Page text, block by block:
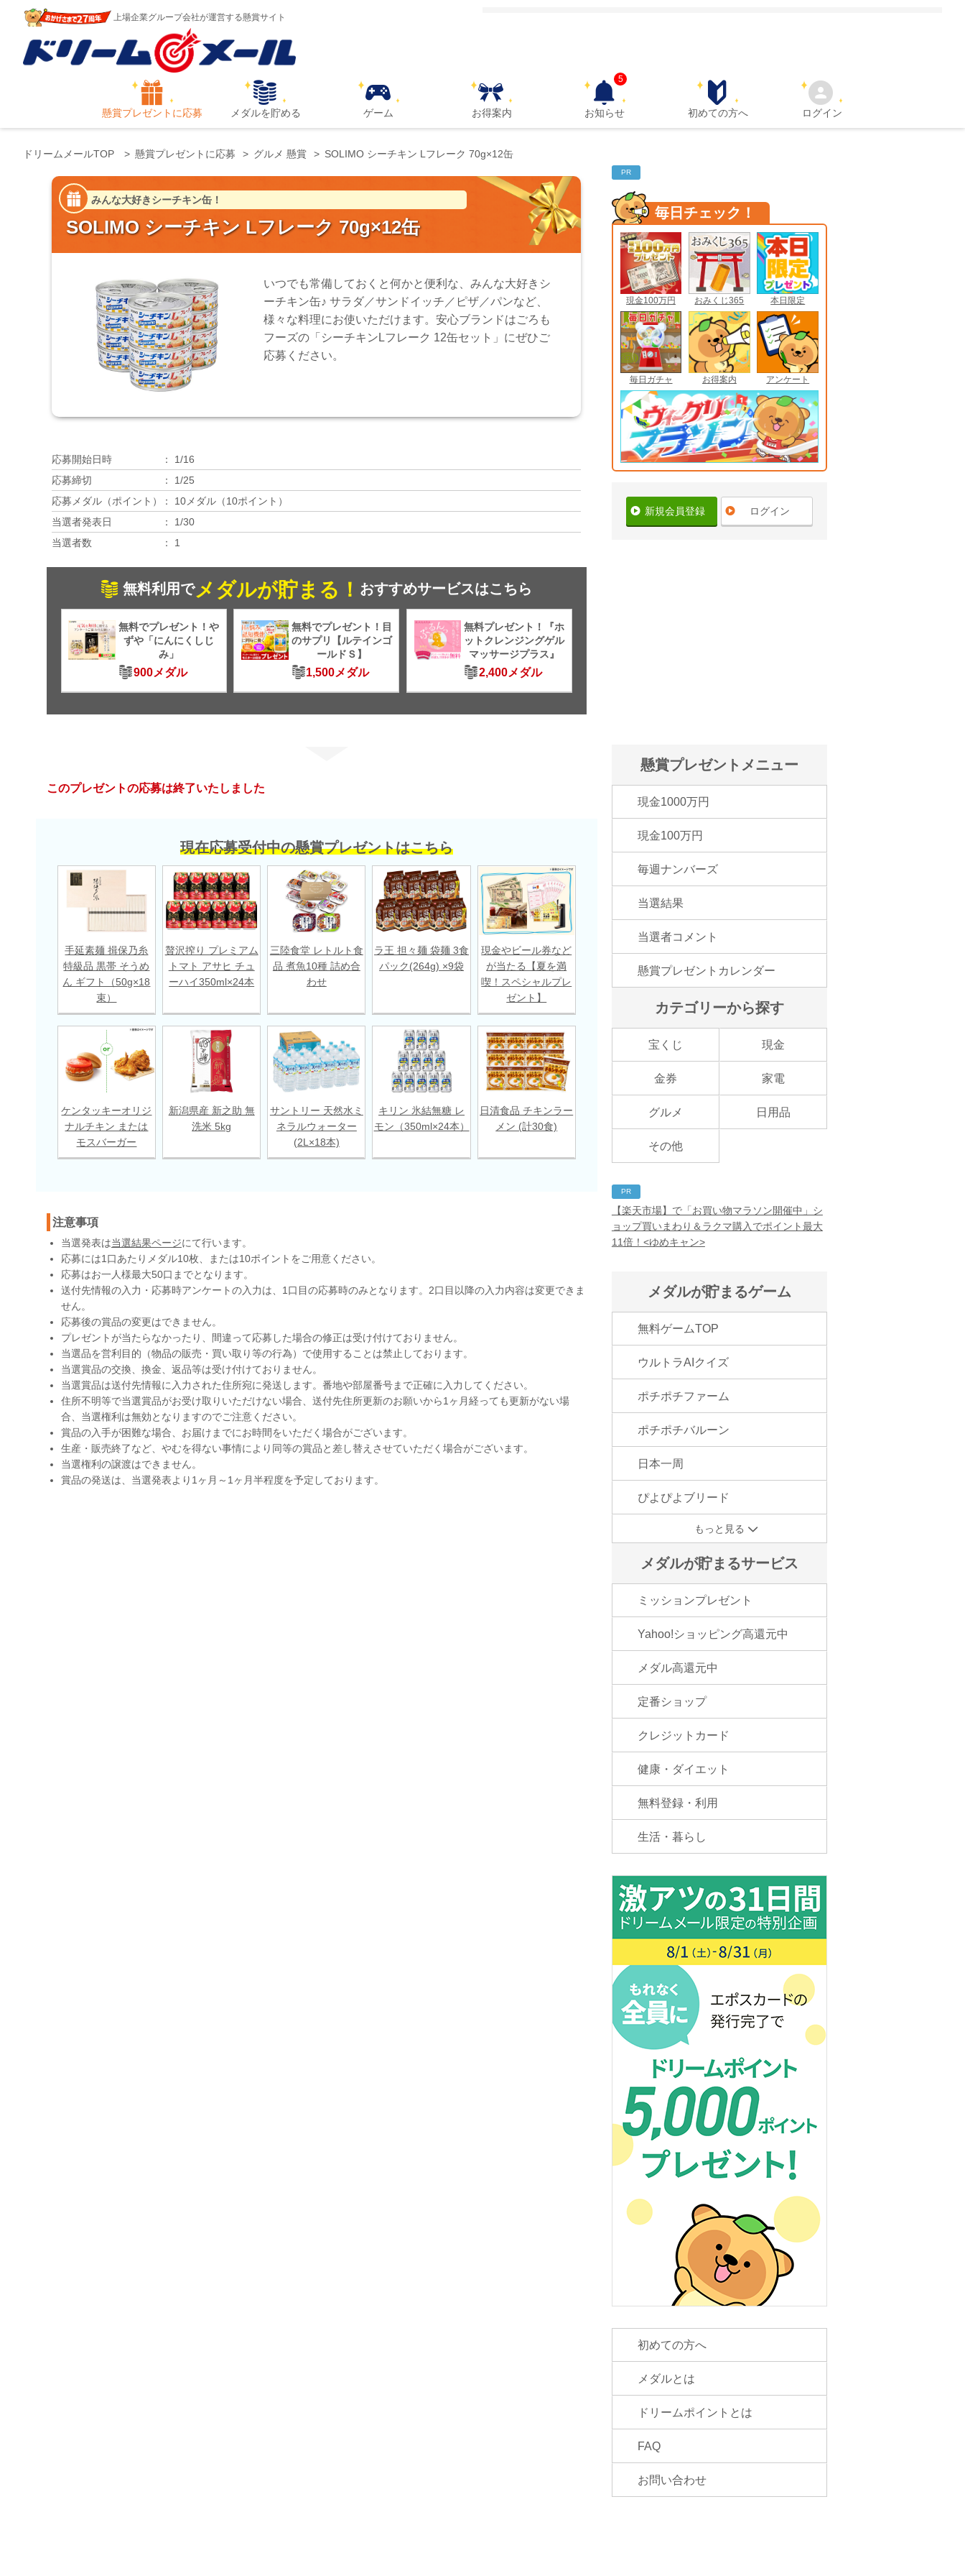
上場企業グループ会社が運営する懸賞サイト
懸賞プレゼントに応募 メダルを貯める ゲーム お得案内 お知らせ
5
初めての方へ ログイン
ドリームメールTOP 懸賞プレゼントに応募 グルメ 懸賞 SOLIMO シーチキン Lフレーク 70g×12缶
みんな大好きシーチキン缶！
SOLIMO シーチキン Lフレーク 70g×12缶
いつでも常備しておくと何かと便利な、みんな大好きシ
ーチキン缶♪ サラダ／サンドイッチ／ピザ／パンなど、
様々な料理にお使いただけます。安心ブランドはごろも
フーズの「シーチキンLフレーク 12缶セット」にぜひご
応募ください。
応募開始日時
1/16
応募締切
1/25
応募メダル（ポイント）
10メダル（10ポイント）
当選者発表日
1/30
当選者数
1
無料利用でメダルが貯まる！ おすすめサービスはこちら
無料でプレゼント！や
ずや「にんにくしじ
み」
900メダル
無料でプレゼント！目
のサプリ【ルテインゴ
ールドＳ】
1,500メダル
無料プレゼント！『ホ
ットクレンジングゲル
マッサージプラス』
2,400メダル
このプレゼントの応募は終了いたしました
現在応募受付中の懸賞プレゼントはこちら
手延素麺 揖保乃糸
特級品 黒帯 そうめ
ん ギフト（50g×18
束）
贅沢搾り プレミアム
トマト アサヒ チュ
ーハイ350ml×24本
三陸食堂 レトルト食
品 煮魚10種 詰め合
わせ
ラ王 担々麺 袋麺 3食
パック(264g) ×9袋
現金やビール券など
が当たる【夏を満
喫！スペシャルプレ
ゼント】
ケンタッキーオリジ
ナルチキン または
モスバーガー
新潟県産 新之助 無
洗米 5kg
サントリー 天然水ミ
ネラルウォーター
(2L×18本)
キリン 氷結無糖 レ
モン（350ml×24本）
日清食品 チキンラー
メン (計30食)
注意事項
当選発表は当選結果ページにて行います。
応募には1口あたりメダル10枚、または10ポイントをご用意ください。
応募はお一人様最大50口までとなります。
送付先情報の入力・応募時アンケートの入力は、1口目の応募時のみとなります。2口目以降の入力内容は変更できま
せん。
応募後の賞品の変更はできません。
プレゼントが当たらなかったり、間違って応募した場合の修正は受け付けておりません。
当選品を営利目的（物品の販売・買い取り等の行為）で使用することは禁止しております。
当選賞品の交換、換金、返品等は受け付けておりません。
当選賞品は送付先情報に入力された住所宛に発送します。番地や部屋番号まで正確に入力してください。
住所不明等で当選賞品がお受け取りいただけない場合、送付先住所更新のお願いから1ヶ月経っても更新がない場
合、当選権利は無効となりますのでご注意ください。
賞品の入手が困難な場合、お届けまでにお時間をいただく場合がございます。
生産・販売終了など、やむを得ない事情により同等の賞品と差し替えさせていただく場合がございます。
当選権利の譲渡はできません。
賞品の発送は、当選発表より1ヶ月～1ヶ月半程度を予定しております。
PR
毎日チェック！
現金100万円 おみくじ365 本日限定
毎日ガチャ お得案内 アンケート
新規会員登録 ログイン
懸賞プレゼントメニュー
現金1000万円
現金100万円
毎週ナンバーズ
当選結果
当選者コメント
懸賞プレゼントカレンダー
カテゴリーから探す
宝くじ 現金
金券 家電
グルメ 日用品
その他
PR
【楽天市場】で「お買い物マラソン開催中」シ
ョップ買いまわり＆ラクマ購入でポイント最大
11倍！<ゆめキャン>
メダルが貯まるゲーム
無料ゲームTOP
ウルトラAIクイズ
ポチポチファーム
ポチポチバルーン
日本一周
ぴよぴよブリード
もっと見る
メダルが貯まるサービス
ミッションプレゼント
Yahoo!ショッピング高還元中
メダル高還元中
定番ショップ
クレジットカード
健康・ダイエット
無料登録・利用
生活・暮らし
初めての方へ
メダルとは
ドリームポイントとは
FAQ
お問い合わせ